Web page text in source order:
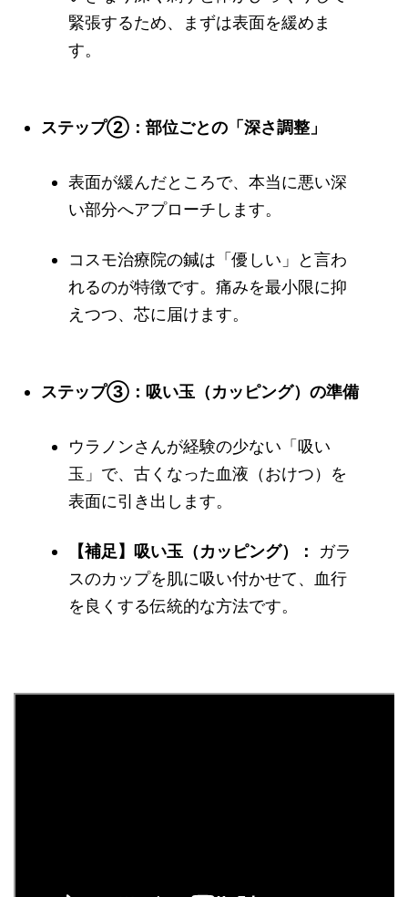
緊張するため、まずは表面を緩めま
す。
ステップ②：部位ごとの「深さ調整」
表面が緩んだところで、本当に悪い深
い部分へアプローチします。
コスモ治療院の鍼は「優しい」と言わ
れるのが特徴です。痛みを最小限に抑
えつつ、芯に届けます。
ステップ③：吸い玉（カッピング）の準備
ウラノンさんが経験の少ない「吸い
玉」で、古くなった血液（おけつ）を
表面に引き出します。
【補足】吸い玉（カッピング）：
ガラ
スのカップを肌に吸い付かせて、血行
を良くする伝統的な方法です。